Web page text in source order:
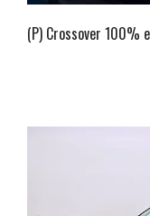
(P) Crossover 100%